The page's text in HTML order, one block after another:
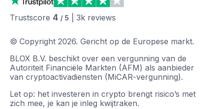
Trustscore 4 / 5 3k reviews
© Copyright 2026. Gericht op de Europese markt.
BLOX B.V. beschikt over een vergunning van de
Autoriteit Financiële Markten (AFM) als aanbieder
van cryptoactivadiensten (MiCAR-vergunning).
Let op: het investeren in crypto brengt risico’s met
zich mee, je kan je inleg kwijtraken.